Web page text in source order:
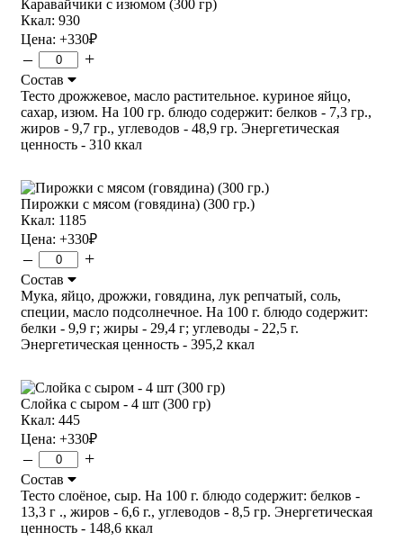
Каравайчики с изюмом (300 гр)
Ккал: 930
Цена: +330₽
– +
Состав
Тесто дрожжевое, масло растительное. куриное яйцо,
сахар, изюм. На 100 гр. блюдо содержит: белков - 7,3 гр.,
жиров - 9,7 гр., углеводов - 48,9 гр. Энергетическая
ценность - 310 ккал
Пирожки с мясом (говядина) (300 гр.)
Ккал: 1185
Цена: +330₽
– +
Состав
Мука, яйцо, дрожжи, говядина, лук репчатый, соль,
специи, масло подсолнечное. На 100 г. блюдо содержит:
белки - 9,9 г; жиры - 29,4 г; углеводы - 22,5 г.
Энергетическая ценность - 395,2 ккал
Слойка с сыром - 4 шт (300 гр)
Ккал: 445
Цена: +330₽
– +
Состав
Тесто слоёное, сыр. На 100 г. блюдо содержит: белков -
13,3 г ., жиров - 6,6 г., углеводов - 8,5 гр. Энергетическая
ценность - 148,6 ккал